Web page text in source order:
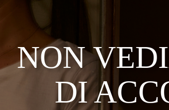
NON
DI